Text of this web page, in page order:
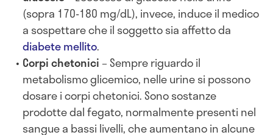
(sopra 170-180 mg/dL), invece, induce il medico
a sospettare che il soggetto sia affetto da
diabete mellito.
Corpi chetonici – Sempre riguardo il
metabolismo glicemico, nelle urine si possono
dosare i corpi chetonici. Sono sostanze
prodotte dal fegato, normalmente presenti nel
sangue a bassi livelli, che aumentano in alcune